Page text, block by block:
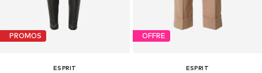
PROMOS
ESPRIT
OFFRE
ESPRIT